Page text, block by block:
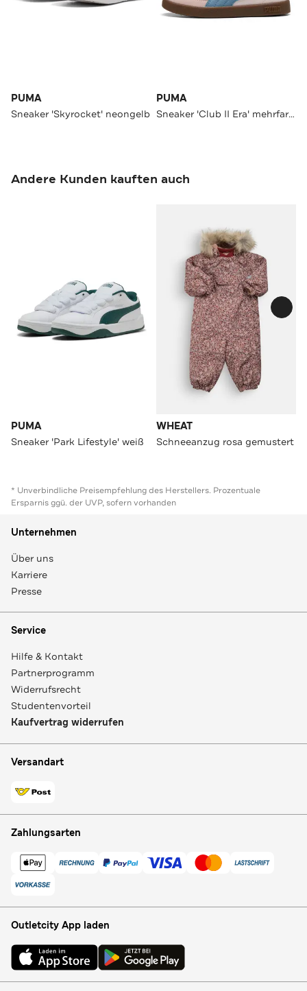
PUMA
Sneaker 'Skyrocket' neongelb
PUMA
Sneaker 'Club II Era' mehrfarbig
Andere Kunden kauften auch
PUMA
Sneaker 'Park Lifestyle' weiß
WHEAT
Schneeanzug rosa gemustert
* Unverbindliche Preisempfehlung des Herstellers. Prozentuale
Ersparnis ggü. der UVP, sofern vorhanden
Unternehmen
Über uns
Karriere
Presse
Service
Hilfe & Kontakt
Partnerprogramm
Widerrufsrecht
Studentenvorteil
Kaufvertrag widerrufen
Versandart
Zahlungsarten
Outletcity App laden